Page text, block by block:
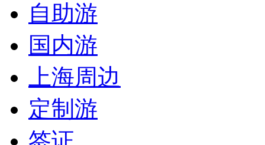
自助游
国内游
上海周边
定制游